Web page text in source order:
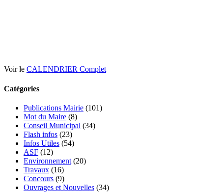
Voir le CALENDRIER Complet
Catégories
Publications Mairie (101)
Mot du Maire (8)
Conseil Municipal (34)
Flash infos (23)
Infos Utiles (54)
ASF (12)
Environnement (20)
Travaux (16)
Concours (9)
Ouvrages et Nouvelles (34)